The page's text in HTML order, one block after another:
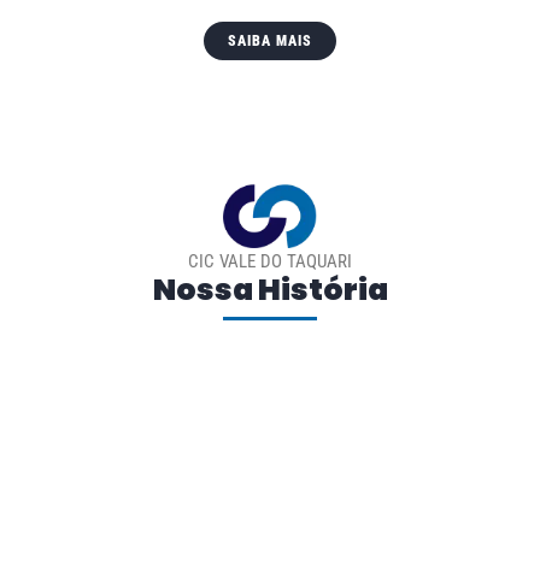
SAIBA MAIS
CIC VALE DO TAQUARI
Nossa História